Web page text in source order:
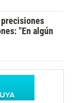
precisiones
"En algún